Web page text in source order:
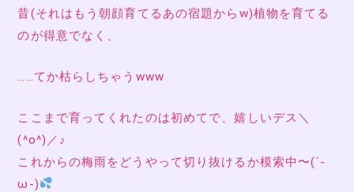
昔(それはもう朝顔育てるあの宿題からw)植物を育てる
のが得意でなく、
……てか枯らしちゃうwww
ここまで育ってくれたのは初めてで、嬉しいデス＼
(^o^)／♪
これからの梅雨をどうやって切り抜けるか模索中〜(´-
ω-)